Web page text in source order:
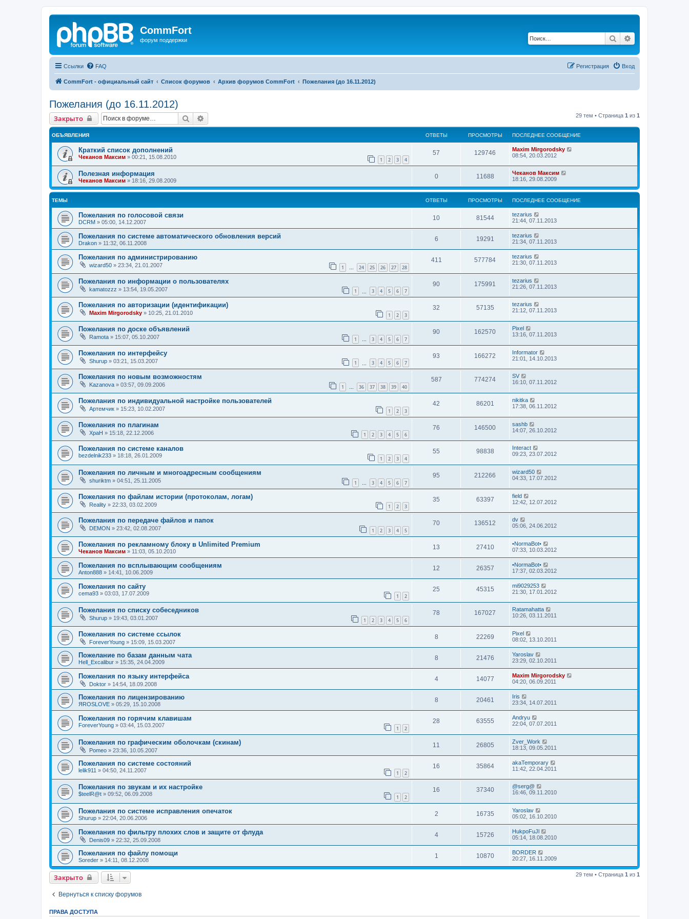
CommFort
форум поддержки Поиск
Ссылки FAQ Вход
Регистрация
CommFort - официальный сайт Список форумов Архив форумов CommFort Пожелания (до 16.11.2012)
Пожелания (до 16.11.2012)
Закрыто Поиск 29 тем • Страница 1 из 1
ОБЪЯВЛЕНИЯ ОТВЕТЫ ПРОСМОТРЫ ПОСЛЕДНЕЕ СООБЩЕНИЕ
Краткий список дополнений
Чеканов Максим » 00:21, 15.08.2010 1 2 3 4
57 129746
Maxim Mirgorodsky
08:54, 20.03.2012
Полезная информация
Чеканов Максим » 18:16, 29.08.2009
0 11688
Чеканов Максим
18:16, 29.08.2009
ТЕМЫ ОТВЕТЫ ПРОСМОТРЫ ПОСЛЕДНЕЕ СООБЩЕНИЕ
Пожелания по голосовой связи
DCRM » 05:00, 14.12.2007
10 81544
tezarius
21:44, 07.11.2013
Пожелания по системе автоматического обновления версий
Drakon » 11:32, 06.11.2008
6 19291
tezarius
21:34, 07.11.2013
Пожелания по администрированию
wizard50 » 23:34, 21.01.2007 1 … 24 25 26 27 28
411 577784
tezarius
21:30, 07.11.2013
Пожелания по информации о пользователях
kamatozzz » 13:54, 19.05.2007 1 3 4 5 6 7
90 175991
tezarius
21:26, 07.11.2013
Пожелания по авторизации (идентификации)
Maxim Mirgorodsky » 10:25, 21.01.2010 1 2 3
32 57135
tezarius
21:12, 07.11.2013
Пожелания по доске объявлений
Ramota » 15:07, 05.10.2007 1 … 3 4 5 6 7
90 162570
Pixel
13:16, 07.11.2013
Пожелания по интерфейсу
Shurup » 03:21, 15.03.2007 1 3 4 5 6 7
93 166272
Informator
21:01, 14.10.2013
Пожелания по новым возможностям
Kazanova » 03:57, 09.09.2006 1 … 36 37 38 39 40
587 774274
SV
16:10, 07.11.2012
Пожелания по индивидуальной настройке пользователей
Артемчик » 15:23, 10.02.2007 1 2 3
42 86201
nikitka
17:38, 06.11.2012
Пожелания по плагинам
ХраН » 15:18, 22.12.2006 1 2 3 4 5 6
76 146500
sashb
14:07, 26.10.2012
Пожелания по системе каналов
bezdelnik233 » 18:18, 26.01.2009 1 2 3 4
55 98838
Interact
09:23, 23.07.2012
Пожелания по личным и многоадресным сообщениям
shuriktm » 04:51, 25.11.2005 1 … 3 4 5 6 7
95 212266
wizard50
04:33, 17.07.2012
Пожелания по файлам истории (протоколам, логам)
Reality » 22:33, 03.02.2009 1 2 3
35 63397
field
12:42, 12.07.2012
Пожелания по передаче файлов и папок
DEMON » 23:42, 02.08.2007 1 2 3 4 5
70 136512
dv
05:06, 24.06.2012
Пожелания по рекламному блоку в Unlimited Premium
Чеканов Максим » 11:03, 05.10.2010
13 27410
•NormaBot•
07:33, 10.03.2012
Пожелания по всплывающим сообщениям
Anton888 » 14:41, 10.06.2009
12 26357
•NormaBot•
17:37, 02.03.2012
Пожелания по сайту
cema93 » 03:03, 17.07.2009 1 2
25 45315
mi9029253
21:30, 17.01.2012
Пожелания по списку собеседников
Shurup » 19:43, 03.01.2007 1 2 3 4 5 6
78 167027
Ratamahatta
10:26, 03.11.2011
Пожелания по системе ссылок
ForeverYoung » 15:09, 15.03.2007
8 22269
Pixel
08:02, 13.10.2011
Пожелание по базам данным чата
Hell_Excalibur » 15:35, 24.04.2009
8 21476
Yaroslav
23:29, 02.10.2011
Пожелания по языку интерфейса
Doktor » 14:54, 18.09.2008
4 14077
Maxim Mirgorodsky
04:20, 06.09.2011
Пожелания по лицензированию
ЯROSLOVE » 05:29, 15.10.2008
8 20461
Iris
23:34, 14.07.2011
Пожелания по горячим клавишам
ForeverYoung » 03:44, 15.03.2007 1 2
28 63555
Andryu
22:04, 07.07.2011
Пожелания по графическим оболочкам (скинам)
Pomeo » 23:36, 10.05.2007
11 26805
Zver_Work
18:13, 09.05.2011
Пожелания по системе состояний
lelik911 » 04:50, 24.11.2007 1 2
16 35864
akaTemporary
11:42, 22.04.2011
Пожелания по звукам и их настройке
$teelR@t » 09:52, 06.09.2008 1 2
16 37340
@serg@
16:46, 09.11.2010
Пожелания по системе исправления опечаток
Shurup » 22:04, 20.06.2006
2 16735
Yaroslav
05:02, 16.10.2010
Пожелания по фильтру плохих слов и защите от флуда
Denis09 » 22:32, 25.09.2008
4 15726
HukpoFuJl
05:14, 18.08.2010
Пожелания по файлу помощи
Soreder » 14:11, 08.12.2008
1 10870
BORDER
20:27, 16.11.2009
Закрыто 29 тем • Страница 1 из 1
Вернуться к списку форумов
ПРАВА ДОСТУПА